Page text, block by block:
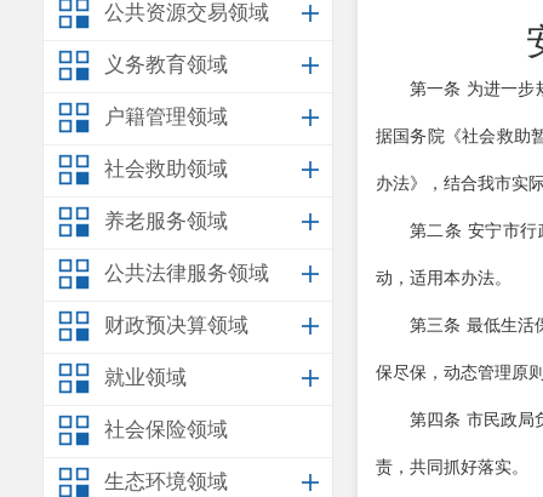
公共资源交易领域
义务教育领域
户籍管理领域
社会救助领域
养老服务领域
公共法律服务领域
财政预决算领域
就业领域
社会保险领域
生态环境领域
第一条 为进一步
据国务院《社会救助
办法》，结合我市实
第二条 安宁市行
动，适用本办法。
第三条 最低生活
保尽保，动态管理原
第四条 市民政局
责，共同抓好落实。